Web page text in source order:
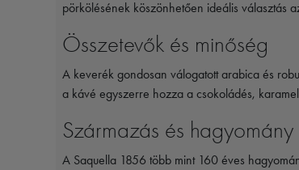
pörkölésének köszönhetően ideális választás
Összetevők és minőség
A keverék gondosan válogatott arabica és
a kávé egyszerre hozza a csokoládés,
Származás és hagyomány
A Saquella 1856 több mint 160 éves